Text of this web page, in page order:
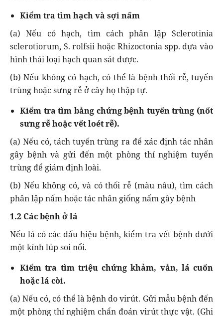
Kiểm tra tìm hạch và sợi nấm
(a) Nếu có hạch, tìm cách phân lập Sclerotinia
sclerotiorum, S. rolfsii hoặc Rhizoctonia spp. dựa vào
hình thái loại hạch quan sát được.
(b) Nếu không có hạch, có thể là bệnh thối rễ, tuyến
trùng hoặc sưng rễ ở cây họ thập tự.
Kiểm tra tìm bằng chứng bệnh tuyến trùng (nốt
sưng rễ hoặc vết loét rễ).
(a) Nếu có, tách tuyến trùng ra để xác định tác nhân
gây bệnh và gửi đến một phòng thí nghiệm tuyến
trùng để giám định loài.
(b) Nếu không có, và có thối rễ (màu nâu), tìm cách
phân lập nấm hoặc tác nhân giống nấm gây bệnh
1.2 Các bệnh ở lá
Nếu lá có các dấu hiệu bệnh, kiểm tra vết bệnh dưới
một kính lúp soi nổi.
Kiểm tra tìm triệu chứng khảm, vằn, lá cuốn
hoặc lá còi.
(a) Nếu có, có thể là bệnh do virút. Gửi mẫu bệnh đến
một phòng thí nghiệm chẩn đoán virút thực vật. (Ghi